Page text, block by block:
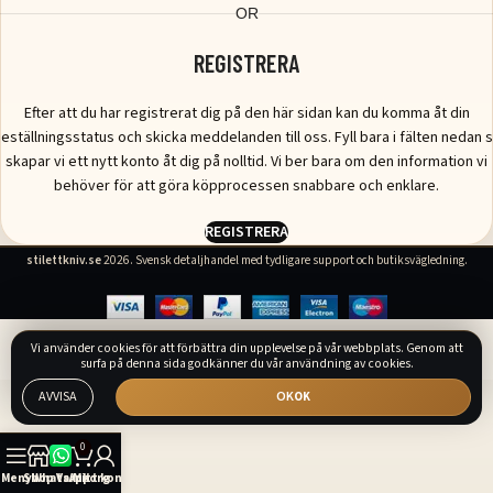
OR
REGISTRERA
Efter att du har registrerat dig på den här sidan kan du komma åt din
och skicka meddelanden till oss. Fyll bara i fälten nedan
skapar vi ett nytt konto åt dig på nolltid. Vi ber bara om den information vi
behöver för att göra köpprocessen snabbare och enklare.
REGISTRERA
stilettkniv.se2026. Svensk detaljhandel med tydligare support och butiksvägledning.
Vi använder cookies för att förbättra din upplevelse på vår webbplats. Genom att
surfa på denna sida godkänner du vår användning av cookies.
AVVISA
OK
MenyShop
WhatsApp
0
Varukorg
Mitt konto